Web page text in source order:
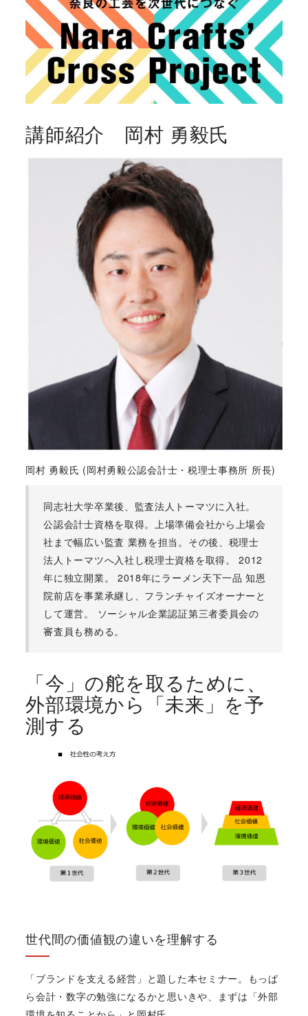
講師紹介 岡村 勇毅氏
岡村 勇毅氏 (岡村勇毅公認会計士・税理士事務所 所長)
同志社大学卒業後、監査法人トーマツに入社。
公認会計士資格を取得。上場準備会社から上場会
社まで幅広い監査 業務を担当。その後、税理士
法人トーマツへ入社し税理士資格を取得。 2012
年に独立開業。 2018年にラーメン天下一品 知恩
院前店を事業承継し、フランチャイズオーナーと
して運営。 ソーシャル企業認証第三者委員会の
審査員も務める。
「今」の舵を取るために、
外部環境から「未来」を予
測する
世代間の価値観の違いを理解する
「ブランドを支える経営」と題した本セミナー。もっぱ
ら会計・数字の勉強になるかと思いきや、まずは「外部